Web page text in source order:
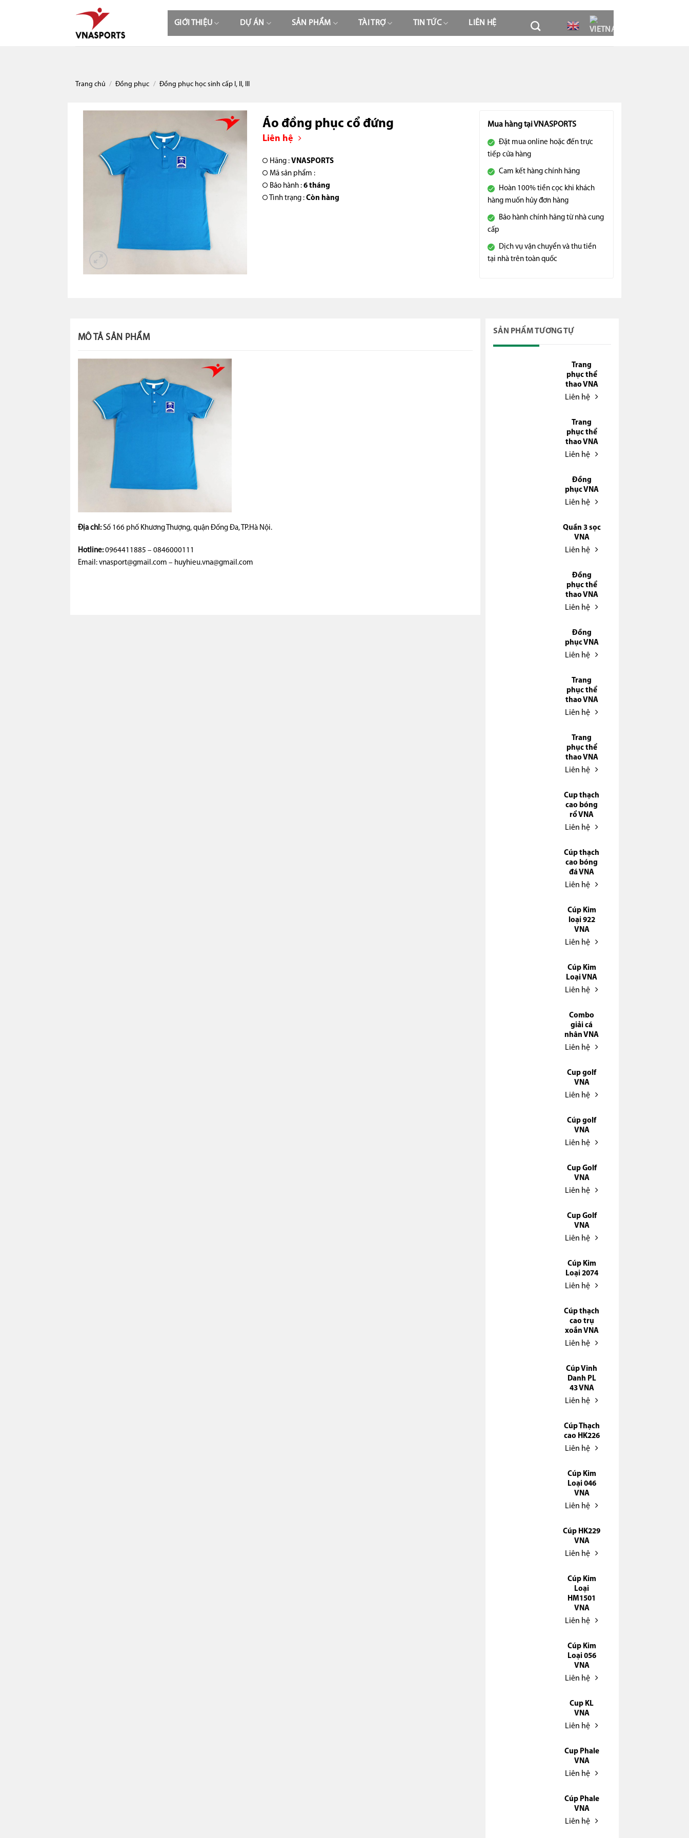
GIỚI THIỆU DỰ ÁN SẢN PHẨM TÀI TRỢ TIN TỨC LIÊN HỆ
Trang chủ / Đồng phục / Đồng phục học sinh cấp I, II, III
Áo đồng phục cổ đứng
Liên hệ
Hãng : VNASPORTS
Mã sản phẩm :
Bảo hành : 6 tháng
Tình trạng : Còn hàng
Mua hàng tại VNASPORTS
Đặt mua online hoặc đến trực
tiếp cửa hàng
Cam kết hàng chính hãng
Hoàn 100% tiền cọc khi khách
hàng muốn hủy đơn hàng
Bảo hành chính hãng từ nhà cung
cấp
Dịch vụ vận chuyển và thu tiền
tại nhà trên toàn quốc
MÔ TẢ SẢN PHẨM
Địa chỉ: Số 166 phố Khương Thượng, quận Đống Đa, TP.Hà Nội.
Hotline: 0964411885 – 0846000111
Email: vnasport@gmail.com – huyhieu.vna@gmail.com
SẢN PHẨM TƯƠNG TỰ
Trang
phục thể
thao VNA
Liên hệ
Trang
phục thể
thao VNA
Liên hệ
Đồng
phục VNA
Liên hệ
Quần 3 sọc
VNA
Liên hệ
Đồng
phục thể
thao VNA
Liên hệ
Đồng
phục VNA
Liên hệ
Trang
phục thể
thao VNA
Liên hệ
Trang
phục thể
thao VNA
Liên hệ
Cup thạch
cao bóng
rổ VNA
Liên hệ
Cúp thạch
cao bóng
đá VNA
Liên hệ
Cúp Kim
loại 922
VNA
Liên hệ
Cúp Kim
Loại VNA
Liên hệ
Combo
giải cá
nhân VNA
Liên hệ
Cup golf
VNA
Liên hệ
Cúp golf
VNA
Liên hệ
Cup Golf
VNA
Liên hệ
Cup Golf
VNA
Liên hệ
Cúp Kim
Loại 2074
Liên hệ
Cúp thạch
cao trụ
xoắn VNA
Liên hệ
Cúp Vinh
Danh PL
43 VNA
Liên hệ
Cúp Thạch
cao HK226
Liên hệ
Cúp Kim
Loại 046
VNA
Liên hệ
Cúp HK229
VNA
Liên hệ
Cúp Kim
Loại
HM1501
VNA
Liên hệ
Cúp Kim
Loại 056
VNA
Liên hệ
Cup KL
VNA
Liên hệ
Cup Phale
VNA
Liên hệ
Cúp Phale
VNA
Liên hệ